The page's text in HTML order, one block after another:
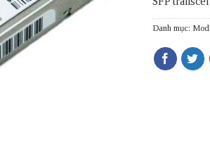
Danh mục: